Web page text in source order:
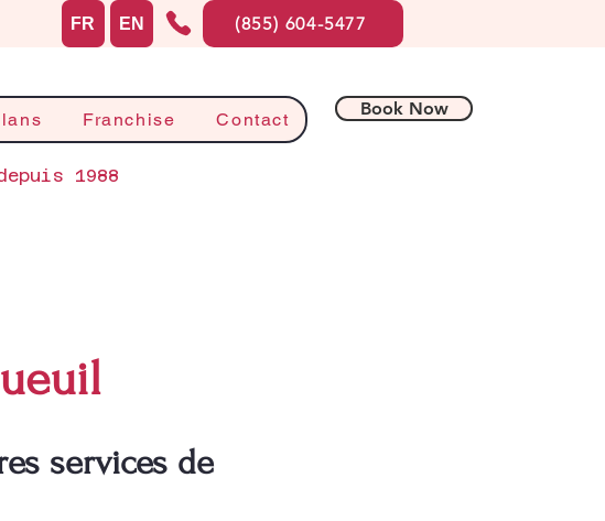
Franchise Contact
Book Now
1988
FR EN (855) 604-5477
services de